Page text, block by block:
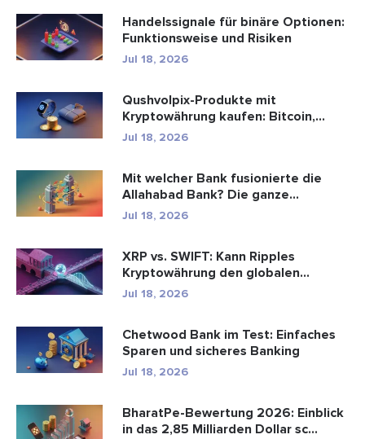
Handelssignale für binäre Optionen:
Funktionsweise und Risiken
Jul 18, 2026
Qushvolpix-Produkte mit
Kryptowährung kaufen: Bitcoin,
Zahlungen ...
Jul 18, 2026
Mit welcher Bank fusionierte die
Allahabad Bank? Die ganze
Geschic...
Jul 18, 2026
XRP vs. SWIFT: Kann Ripples
Kryptowährung den globalen
Zahlungsve...
Jul 18, 2026
Chetwood Bank im Test: Einfaches
Sparen und sicheres Banking
Jul 18, 2026
BharatPe-Bewertung 2026: Einblick
in das 2,85 Milliarden Dollar sc...